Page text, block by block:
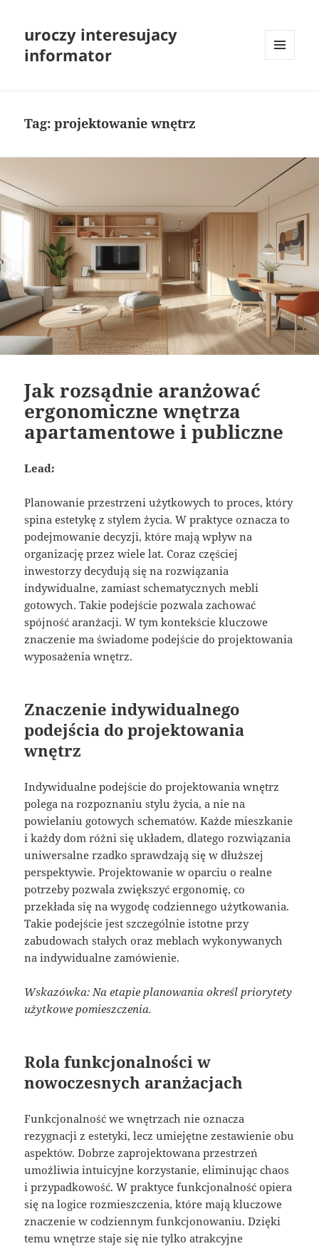
uroczy interesujacy
informator
Tag:projektowanie wnętrz
Jak rozsądnie aranżować
ergonomiczne wnętrza
apartamentowe i publiczne
Lead:
Planowanie przestrzeni użytkowych to proces, który
spina estetykę z stylem życia. W praktyce oznacza to
podejmowanie decyzji, które mają wpływ na
organizację przez wiele lat. Coraz częściej
inwestorzy decydują się na rozwiązania
indywidualne, zamiast schematycznych mebli
gotowych. Takie podejście pozwala zachować
spójność aranżacji. W tym kontekście kluczowe
znaczenie ma świadome podejście do projektowania
wyposażenia wnętrz.
Znaczenie indywidualnego
podejścia do projektowania
wnętrz
Indywidualne podejście do projektowania wnętrz
polega na rozpoznaniu stylu życia, a nie na
powielaniu gotowych schematów. Każde mieszkanie
i każdy dom różni się układem, dlatego rozwiązania
uniwersalne rzadko sprawdzają się w dłuższej
perspektywie. Projektowanie w oparciu o realne
potrzeby pozwala zwiększyć ergonomię, co
przekłada się na wygodę codziennego użytkowania.
Takie podejście jest szczególnie istotne przy
zabudowach stałych oraz meblach wykonywanych
na indywidualne zamówienie.
Wskazówka: Na etapie planowania określ priorytety
użytkowe pomieszczenia.
Rola funkcjonalności w
nowoczesnych aranżacjach
Funkcjonalność we wnętrzach nie oznacza
rezygnacji z estetyki, lecz umiejętne zestawienie obu
aspektów. Dobrze zaprojektowana przestrzeń
umożliwia intuicyjne korzystanie, eliminując chaos
i przypadkowość. W praktyce funkcjonalność opiera
się na logice rozmieszczenia, które mają kluczowe
znaczenie w codziennym funkcjonowaniu. Dzięki
temu wnętrze staje się nie tylko atrakcyjne